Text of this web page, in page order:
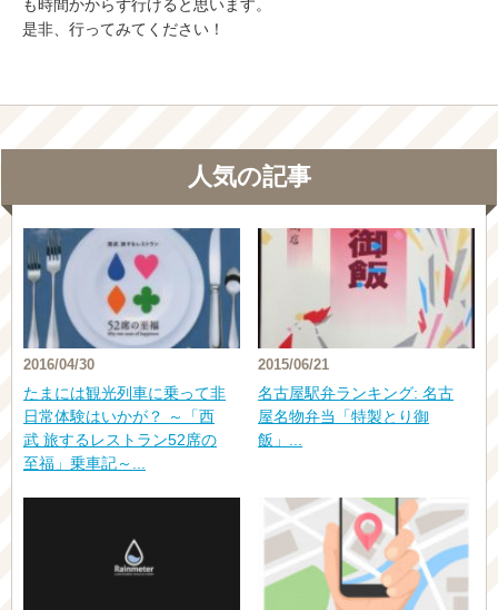
も時間かからず行けると思います。
是非、行ってみてください！
人気の記事
2016/04/30
たまには観光列車に乗って非
日常体験はいかが？ ～「西
武 旅するレストラン52席の
至福」乗車記～...
2015/06/21
名古屋駅弁ランキング: 名古
屋名物弁当「特製とり御
飯」...